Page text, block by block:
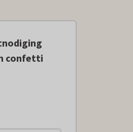
confetti